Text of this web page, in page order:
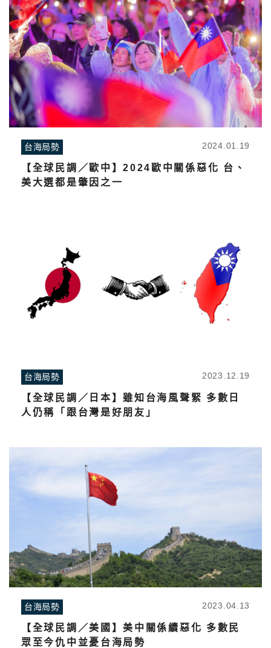
台海局勢 2024.01.19
【全球民調／歐中】2024歐中關係惡化 台、
美大選都是肇因之一
台海局勢 2023.12.19
【全球民調／日本】雖知台海風聲緊 多數日
人仍稱「跟台灣是好朋友」
台海局勢 2023.04.13
【全球民調／美國】美中關係續惡化 多數民
眾至今仇中並憂台海局勢